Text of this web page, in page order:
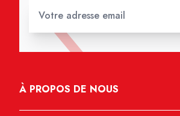
À PROPOS DE NOUS